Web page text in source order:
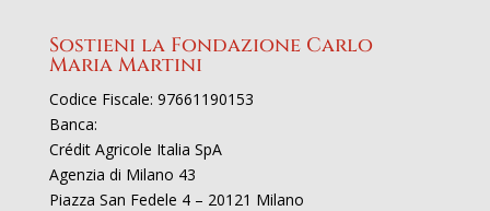
Sostieni la Fondazione Carlo
Maria Martini
Codice Fiscale: 97661190153
Banca:
Crédit Agricole Italia SpA
Agenzia di Milano 43
Piazza San Fedele 4 – 20121 Milano